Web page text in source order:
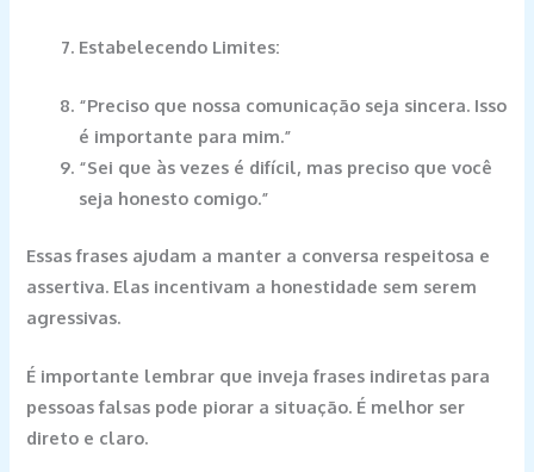
Estabelecendo Limites:
“Preciso que nossa comunicação seja sincera. Isso
é importante para mim.”
“Sei que às vezes é difícil, mas preciso que você
seja honesto comigo.”
Essas frases ajudam a manter a conversa respeitosa e
assertiva. Elas incentivam a honestidade sem serem
agressivas.
É importante lembrar que inveja frases indiretas para
pessoas falsas pode piorar a situação. É melhor ser
direto e claro.